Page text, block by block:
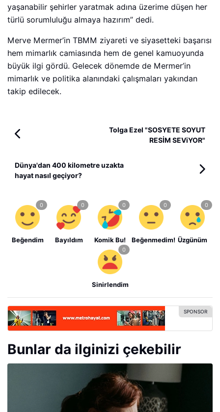
yaşanabilir şehirler yaratmak adına üzerime düşen her
türlü sorumluluğu almaya hazırım” dedi.
Merve Mermer’in TBMM ziyareti ve siyasetteki başarısı
hem mimarlık camiasında hem de genel kamuoyunda
büyük ilgi gördü. Gelecek dönemde de Mermer’in
mimarlık ve politika alanındaki çalışmaları yakından
takip edilecek.
Tolga Ezel "SOSYETE SOYUT
RESİM SEViYOR"
Dünya'dan 400 kilometre uzakta
hayat nasıl geçiyor?
Beğendim Bayıldım Komik Bu! Beğenmedim! Üzgünüm
Sinirlendim
Bunlar da ilginizi çekebilir